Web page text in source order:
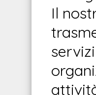
Il